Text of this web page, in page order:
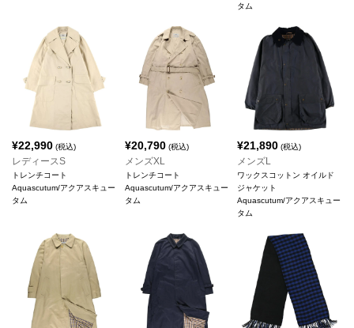
タム
¥22,990 (税込)
レディースS
トレンチコート
Aquascutum/アクアスキュー
タム
¥20,790(税込)
メンズXL
トレンチコート
Aquascutum/アクアスキュー
タム
¥21,890 (税込)
メンズL
ワックスコットン オイルド
ジャケット
Aquascutum/アクアスキュー
タム